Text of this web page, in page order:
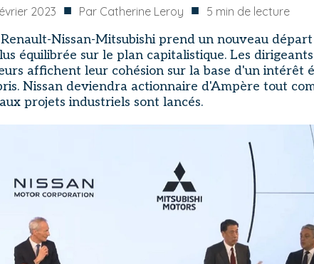
2023 ■ Par Catherine Leroy ■ 5 min de lecture
Nissan-Mitsubishi prend un nouveau
équilibrée sur le plan capitalistique. Les
affichent leur cohésion sur la base d'un intérêt
Nissan deviendra actionnaire d'Ampère tout
projets industriels sont lancés.